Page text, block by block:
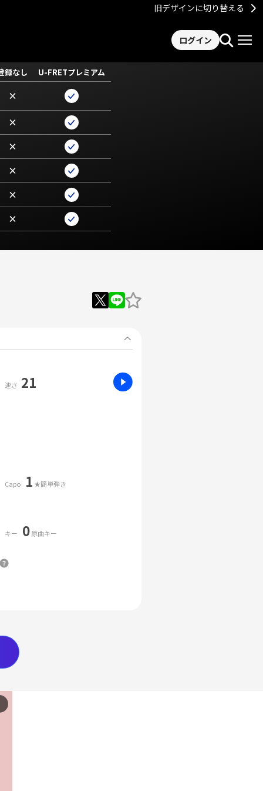
旧デザインに切り替える
ログイン
録なし U-FRETプレミアム
×
×
×
×
×
×
速さ 21
Capo 1 ★簡単弾き
キー 0原曲キー